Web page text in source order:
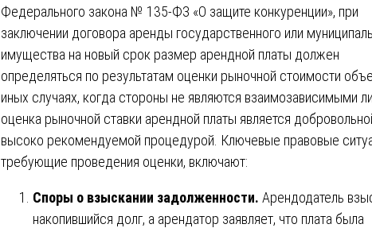
Федерального закона № 135-ФЗ «О защите конкуренции», при
заключении договора аренды государственного или
имущества на новый срок размер арендной платы должен
определяться по результатам оценки рыночной стоимости
иных случаях, когда стороны не являются взаимозависимыми
оценка рыночной ставки арендной платы является
высоко рекомендуемой процедурой. Ключевые правовые
требующие проведения оценки, включают:
Споры о взыскании задолженности. Арендодатель
накопившийся долг, а арендатор заявляет, что плата была